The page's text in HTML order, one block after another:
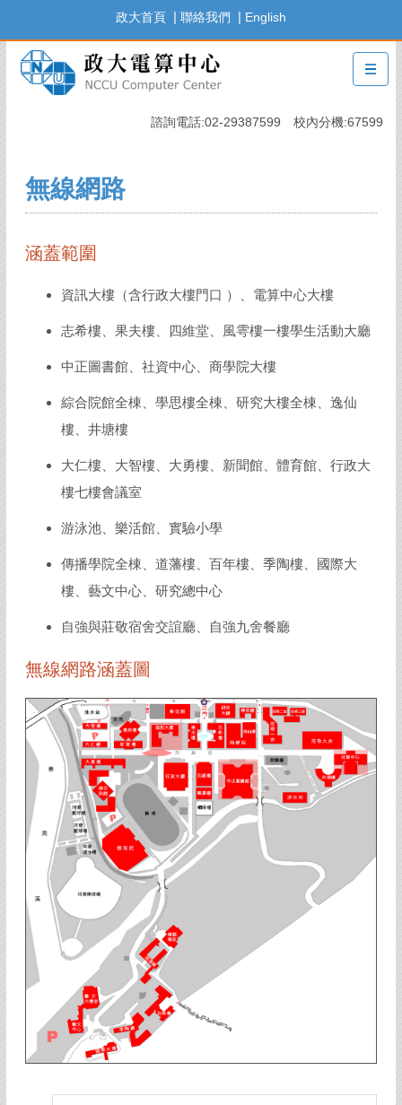
政大首頁 | 聯絡我們 | English
諮詢電話:02-29387599 校內分機:67599
無線網路
涵蓋範圍
資訊大樓（含行政大樓門口 ）、電算中心大樓
志希樓、果夫樓、四維堂、風雩樓一樓學生活動大廳
中正圖書館、社資中心、商學院大樓
綜合院館全棟、學思樓全棟、研究大樓全棟、逸仙
樓、井塘樓
大仁樓、大智樓、大勇樓、新聞館、體育館、行政大
樓七樓會議室
游泳池、樂活館、實驗小學
傳播學院全棟、道藩樓、百年樓、季陶樓、國際大
樓、藝文中心、研究總中心
自強與莊敬宿舍交誼廳、自強九舍餐廳
無線網路涵蓋圖